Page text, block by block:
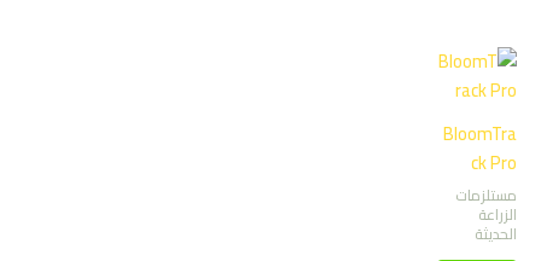
BloomTra
ck Pro
مستلزمات
الزراعة
الحديثة